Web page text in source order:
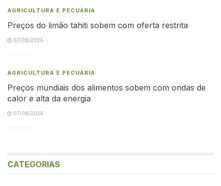
AGRICULTURA E PECUÁRIA
Preços do limão tahiti sobem com oferta restrita
07/08/2026
AGRICULTURA E PECUÁRIA
Preços mundiais dos alimentos sobem com ondas de
calor e alta da energia
07/08/2026
CATEGORIAS